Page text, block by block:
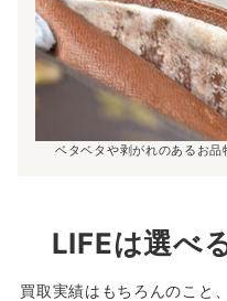
ベタベタや剥がれのあるお品
LIFEは選べ
買取実績はもちろんのこと